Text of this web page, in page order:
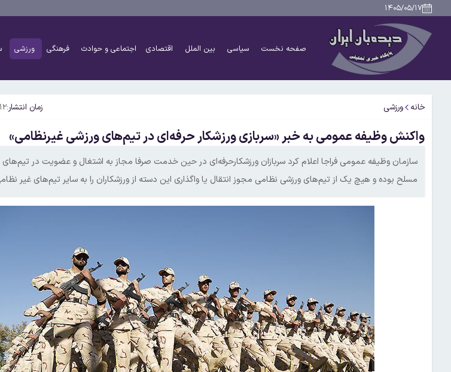
۱۴۰۵/۰۵/۱۷
صفحه نخست سیاسی بین الملل اقتصادی اجتماعی و حوادث فرهنگی ورزشی
خانه ورزشی زمان انتشار:۱۲ دی ۱۴۰۲
واکنش وظیفه عمومی به خبر «سربازی ورزشکار حرفه‌ای در تیم‌های ورزشی غیرنظامی»
سازمان وظیفه عمومی فراجا اعلام کرد سربازان ورزشکارحرفه‌ای در حین خدمت صرفا مجاز به اشتغال و عضویت در تیم‌های
مسلح بوده و هیچ یک از تیم‌های ورزشی نظامی مجوز انتقال یا واگذاری این دسته از ورزشکاران را به سایر تیم‌های غیر